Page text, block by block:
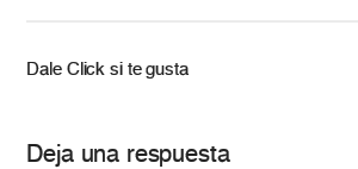
Dale Click si te gusta
Deja una respuesta